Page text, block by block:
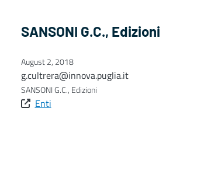
SANSONI G.C., Edizioni
August 2, 2018
g.cultrera@innova.puglia.it
SANSONI G.C., Edizioni
Enti